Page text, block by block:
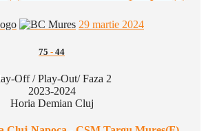
29 martie 2024
75 - 44
Off / Play-Out/ Faza 2
2023-2024
Horia Demian Cluj